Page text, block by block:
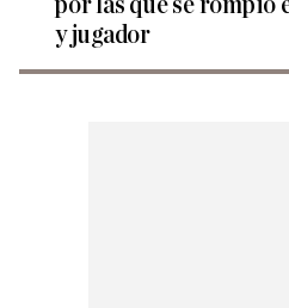
y jugador